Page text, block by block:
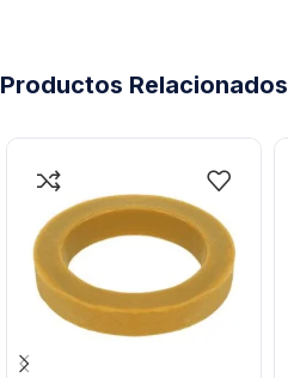
Productos Relacionados